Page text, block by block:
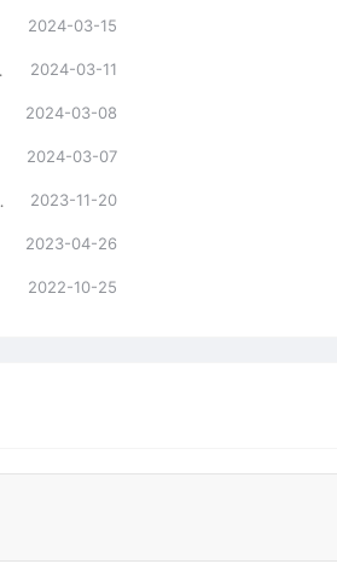
2024-03-15
？》 2024-03-11
2024-03-08
2024-03-07
弊”第一人 2023-11-20
2023-04-26
2022-10-25